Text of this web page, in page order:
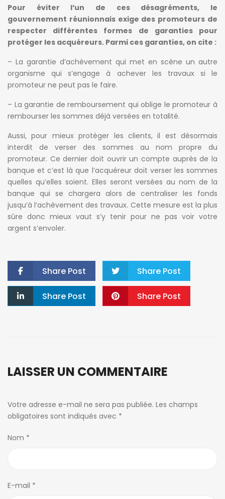
Pour éviter l’un de ces désagréments, le
gouvernement réunionnais exige des promoteurs de
respecter différentes formes de garanties pour
protéger les acquéreurs. Parmi ces garanties, on cite :
– La garantie d’achèvement qui met en scène un autre
organisme qui s’engage à achever les travaux si le
promoteur ne peut pas le faire.
– La garantie de remboursement qui oblige le promoteur à
rembourser les sommes déjà versées en totalité.
Aussi, pour mieux protéger les clients, il est désormais
interdit de verser des sommes au nom propre du
promoteur. Ce dernier doit ouvrir un compte auprès de la
banque et c’est là que l’acquéreur doit verser les sommes
quelles qu’elles soient. Elles seront versées au nom de la
banque qui se chargera alors de centraliser les fonds
jusqu’à l’achèvement des travaux. Cette mesure est la plus
sûre donc mieux vaut s’y tenir pour ne pas voir votre
argent s’envoler.
Share Post Share Post
Share Post Share Post
LAISSER UN COMMENTAIRE
Votre adresse e-mail ne sera pas publiée. Les champs
obligatoires sont indiqués avec *
Nom *
E-mail *